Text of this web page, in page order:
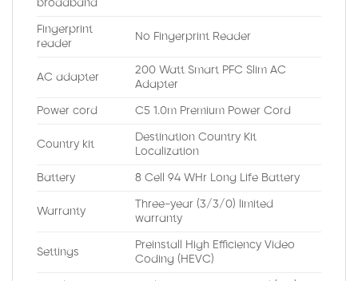
broadband
Fingerprint
reader
No Fingerprint Reader
AC adapter
200 Watt Smart PFC Slim AC
Adapter
Power cord C5 1.0m Premium Power Cord
Country kit
Destination Country Kit
Localization
Battery 8 Cell 94 WHr Long Life Battery
Warranty
Three-year (3/3/0) limited
warranty
Settings
Preinstall High Efficiency Video
Coding (HEVC)